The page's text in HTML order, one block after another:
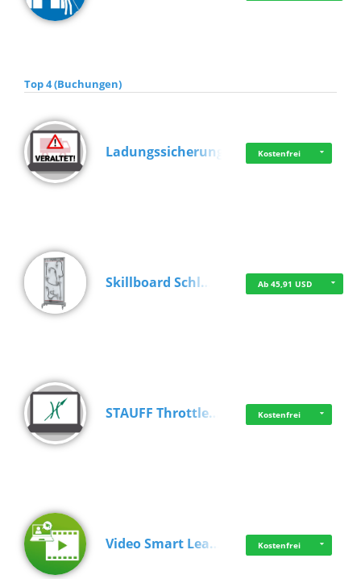
Top 4 (Buchungen)
Ladungssicherung Kostenfrei
Skillboard Schl… Ab 45,91 USD
STAUFF Throttle… Kostenfrei
Video Smart Lea… Kostenfrei